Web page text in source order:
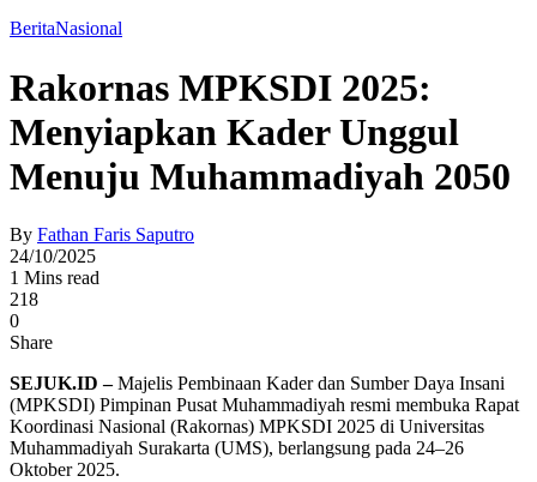
BeritaNasional
Rakornas MPKSDI 2025:
Menyiapkan Kader Unggul
Menuju Muhammadiyah 2050
By Fathan Faris Saputro
24/10/2025
1 Mins read
218
0
Share
SEJUK.ID –Majelis Pembinaan Kader dan Sumber Daya Insani
(MPKSDI) Pimpinan Pusat Muhammadiyah resmi membuka Rapat
Koordinasi Nasional (Rakornas) MPKSDI 2025 di Universitas
Muhammadiyah Surakarta (UMS), berlangsung pada 24–26
Oktober 2025.